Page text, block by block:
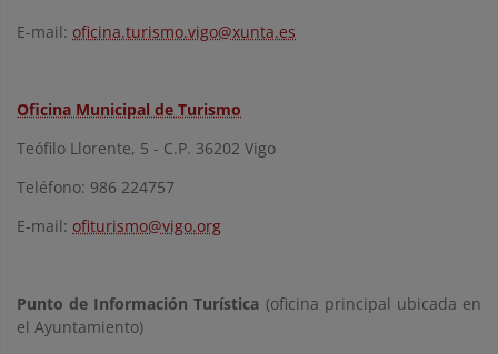
E-mail: oficina.turismo.vigo@xunta.es
Oficina Municipal de Turismo
Teófilo Llorente, 5 - C.P. 36202 Vigo
Teléfono: 986 224757
E-mail: ofiturismo@vigo.org
Punto de Información Turística (oficina principal ubicada en
el Ayuntamiento)